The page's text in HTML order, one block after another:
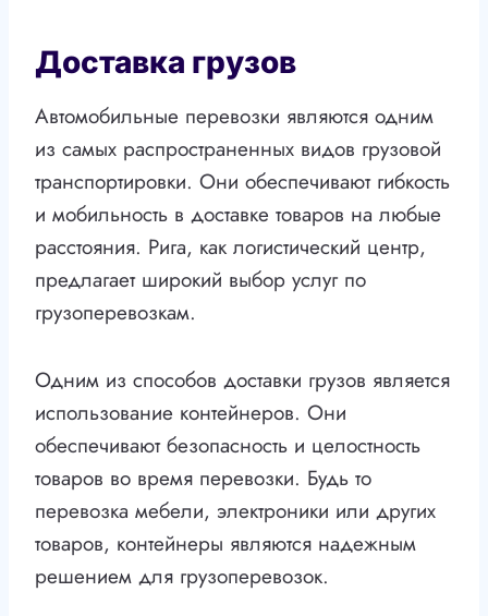
Доставка грузов
Автомобильные перевозки являются одним
из самых распространенных видов грузовой
транспортировки. Они обеспечивают гибкость
и мобильность в доставке товаров на любые
расстояния. Рига, как логистический центр,
предлагает широкий выбор услуг по
грузоперевозкам.
Одним из способов доставки грузов является
использование контейнеров. Они
обеспечивают безопасность и целостность
товаров во время перевозки. Будь то
перевозка мебели, электроники или других
товаров, контейнеры являются надежным
решением для грузоперевозок.